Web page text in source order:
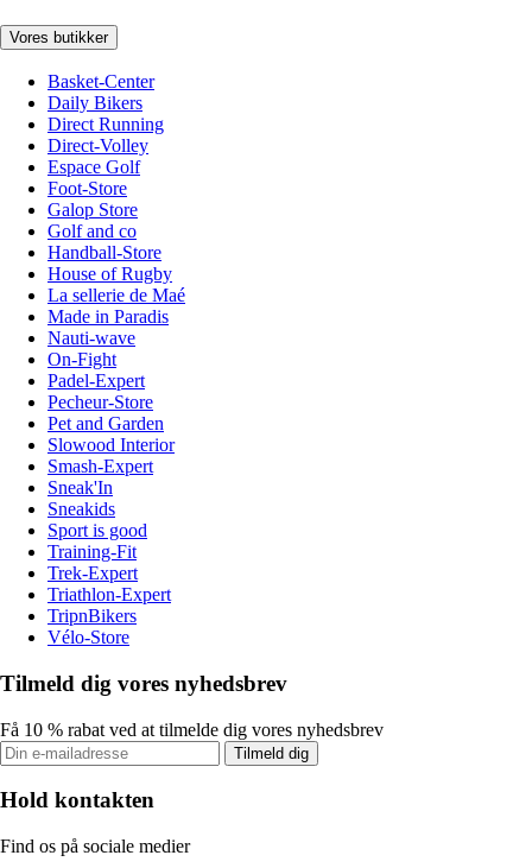
Vores butikker
Basket-Center
Daily Bikers
Direct Running
Direct-Volley
Espace Golf
Foot-Store
Galop Store
Golf and co
Handball-Store
House of Rugby
La sellerie de Maé
Made in Paradis
Nauti-wave
On-Fight
Padel-Expert
Pecheur-Store
Pet and Garden
Slowood Interior
Smash-Expert
Sneak'In
Sneakids
Sport is good
Training-Fit
Trek-Expert
Triathlon-Expert
TripnBikers
Vélo-Store
Tilmeld dig vores nyhedsbrev
Få 10 % rabat ved at tilmelde dig vores nyhedsbrev
Tilmeld dig
Hold kontakten
Find os på sociale medier